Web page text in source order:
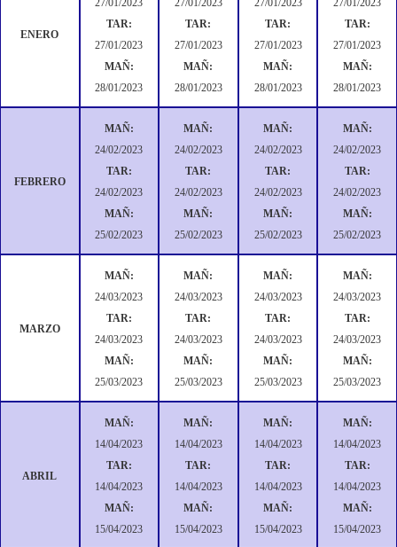
ENERO
27/01/2023
TAR:
27/01/2023
MAÑ:
28/01/2023
27/01/2023
TAR:
27/01/2023
MAÑ:
28/01/2023
27/01/2023
TAR:
27/01/2023
MAÑ:
28/01/2023
27/01/2023
TAR:
27/01/2023
MAÑ:
28/01/2023
FEBRERO
MAÑ:
24/02/2023
TAR:
24/02/2023
MAÑ:
25/02/2023
MAÑ:
24/02/2023
TAR:
24/02/2023
MAÑ:
25/02/2023
MAÑ:
24/02/2023
TAR:
24/02/2023
MAÑ:
25/02/2023
MAÑ:
24/02/2023
TAR:
24/02/2023
MAÑ:
25/02/2023
MARZO
MAÑ:
24/03/2023
TAR:
24/03/2023
MAÑ:
25/03/2023
MAÑ:
24/03/2023
TAR:
24/03/2023
MAÑ:
25/03/2023
MAÑ:
24/03/2023
TAR:
24/03/2023
MAÑ:
25/03/2023
MAÑ:
24/03/2023
TAR:
24/03/2023
MAÑ:
25/03/2023
ABRIL
MAÑ:
14/04/2023
TAR:
14/04/2023
MAÑ:
15/04/2023
MAÑ:
14/04/2023
TAR:
14/04/2023
MAÑ:
15/04/2023
MAÑ:
14/04/2023
TAR:
14/04/2023
MAÑ:
15/04/2023
MAÑ:
14/04/2023
TAR:
14/04/2023
MAÑ:
15/04/2023